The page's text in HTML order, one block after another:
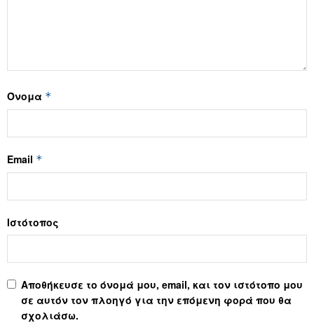
Όνομα *
Email *
Ιστότοπος
Αποθήκευσε το όνομά μου, email, και τον ιστότοπο μου
σε αυτόν τον πλοηγό για την επόμενη φορά που θα
σχολιάσω.